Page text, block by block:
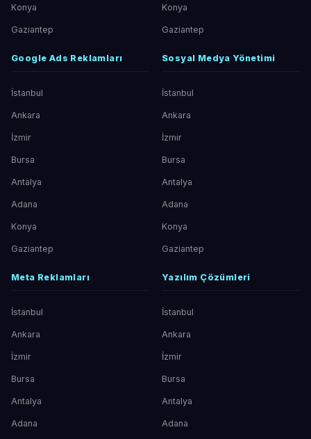
Konya
Gaziantep
Konya
Gaziantep
Google Ads Reklamları
İstanbul
Ankara
İzmir
Bursa
Antalya
Adana
Konya
Gaziantep
Sosyal Medya Yönetimi
İstanbul
Ankara
İzmir
Bursa
Antalya
Adana
Konya
Gaziantep
Meta Reklamları
İstanbul
Ankara
İzmir
Bursa
Antalya
Adana
Yazılım Çözümleri
İstanbul
Ankara
İzmir
Bursa
Antalya
Adana